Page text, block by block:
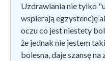
Uzdrawiania nie tylko
wspierają egzystencję
oczu co jest niestety
że jednak nie jestem
bolesna, daje szansę